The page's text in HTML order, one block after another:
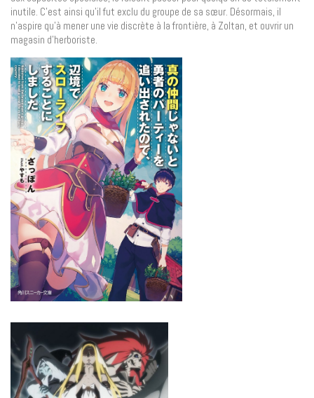
inutile. C’est ainsi qu’il fut exclu du groupe de sa sœur. Désormais, il
n’aspire qu’à mener une vie discrète à la frontière, à Zoltan, et ouvrir un
magasin d’herboriste.